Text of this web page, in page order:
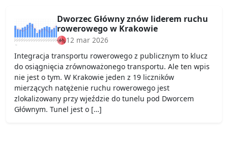
Dworzec Główny znów liderem ruchu
rowerowego w Krakowie
12 mar 2026
Integracja transportu rowerowego z publicznym to klucz
do osiągnięcia zrównoważonego transportu. Ale ten wpis
nie jest o tym. W Krakowie jeden z 19 liczników
mierzących natężenie ruchu rowerowego jest
zlokalizowany przy wjeździe do tunelu pod Dworcem
Głównym. Tunel jest o […]